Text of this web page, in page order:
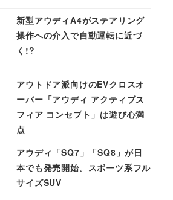
新型アウディA4がステアリング
操作への介入で自動運転に近づ
く!?
アウトドア派向けのEVクロスオ
ーバー「アウディ アクティブス
フィア コンセプト」は遊び心満
点
アウディ「SQ7」「SQ8」が日
本でも発売開始。スポーツ系フル
サイズSUV